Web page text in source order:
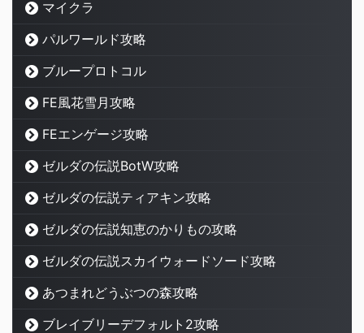
マイクラ
パルワールド攻略
ブループロトコル
FE風花雪月攻略
FEエンゲージ攻略
ゼルダの伝説BotW攻略
ゼルダの伝説ティアキン攻略
ゼルダの伝説知恵のかりもの攻略
ゼルダの伝説スカイウォードソード攻略
あつまれどうぶつの森攻略
ブレイブリーデフォルト2攻略